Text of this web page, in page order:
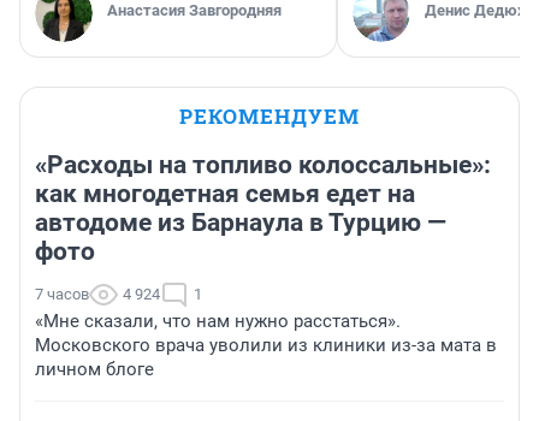
Анастасия Завгородняя Денис
РЕКОМЕНДУЕМ
«Расходы на топливо колоссальные»:
как многодетная семья едет на
автодоме из Барнаула в Турцию —
фото
7 часов 4 924 1
«Мне сказали, что нам нужно расстаться».
Московского врача уволили из клиники из-за мата в
личном блоге